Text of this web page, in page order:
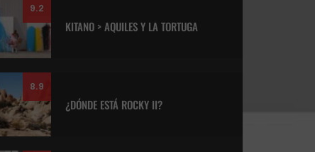
9.2
KITANO > AQUILES Y LA TORTUGA
8.9
¿DÓNDE ESTÁ ROCKY II?